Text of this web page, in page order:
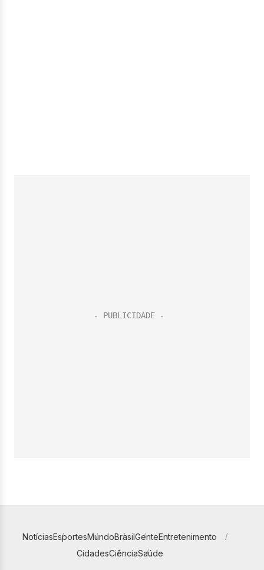
NotíciasEsportesMundoBrasilGenteEntretenimento
CidadesCiênciaSaúde